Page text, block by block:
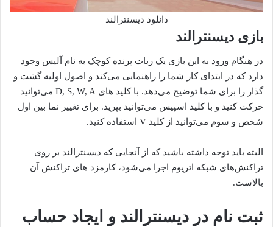
دانلود دیسنترالند
بازی دیسنترالند
در هنگام ورود به این بازی یک ربات پرنده کوچک به نام آلیس وجود
دارد که در ابتدای کار شما را راهنمایی می‎‌کند و اصول اولیه گشت و
گذار را برای شما توضیح می‌دهد. با کلید های D, S, W, A می‌توانید
حرکت کنید و با کلید اسپیس می‌توانید بپرید. برای تغییر نما بین اول
شخص و سوم می‌توانید از کلید V استفاده کنید.
البته باید توجه داشته باشید که از آنجایی که دیسنترالند بر روی
تراکنش‌های شبکه اتریوم اجرا می‌شود، کارمزد های تراکنش آن
بالاست.
ثبت نام در دیسنترالند و ایجاد حساب